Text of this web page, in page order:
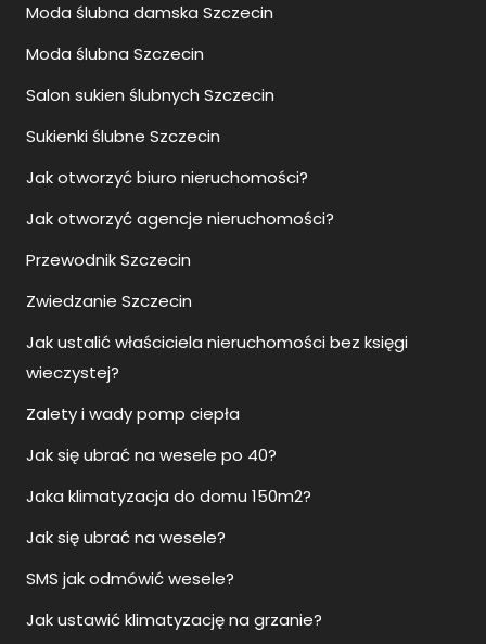
Moda ślubna damska Szczecin
Moda ślubna Szczecin
Salon sukien ślubnych Szczecin
Sukienki ślubne Szczecin
Jak otworzyć biuro nieruchomości?
Jak otworzyć agencje nieruchomości?
Przewodnik Szczecin
Zwiedzanie Szczecin
Jak ustalić właściciela nieruchomości bez księgi
wieczystej?
Zalety i wady pomp ciepła
Jak się ubrać na wesele po 40?
Jaka klimatyzacja do domu 150m2?
Jak się ubrać na wesele?
SMS jak odmówić wesele?
Jak ustawić klimatyzację na grzanie?